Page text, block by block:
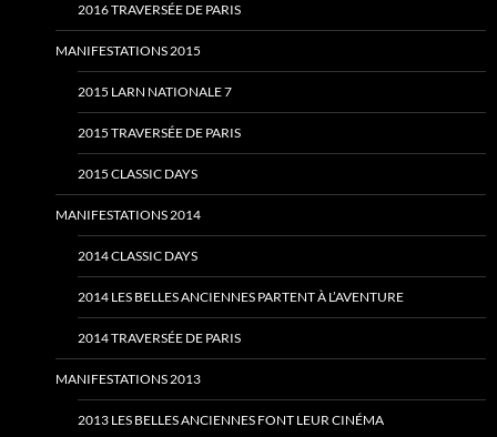
2016 TRAVERSÉE DE PARIS
MANIFESTATIONS 2015
2015 LARN NATIONALE 7
2015 TRAVERSÉE DE PARIS
2015 CLASSIC DAYS
MANIFESTATIONS 2014
2014 CLASSIC DAYS
2014 LES BELLES ANCIENNES PARTENT À L’AVENTURE
2014 TRAVERSÉE DE PARIS
MANIFESTATIONS 2013
2013 LES BELLES ANCIENNES FONT LEUR CINÉMA